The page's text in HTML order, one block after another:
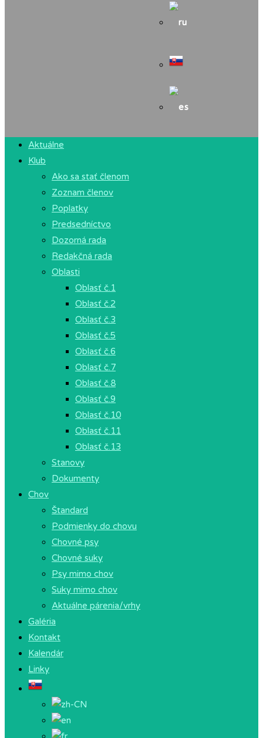
Aktuálne
Klub
Ako sa stať členom
Zoznam členov
Poplatky
Predsedníctvo
Dozorná rada
Redakčná rada
Oblasti
Oblasť č.1
Oblasť č.2
Oblasť č.3
Oblasť č.5
Oblasť č.6
Oblasť č.7
Oblasť č.8
Oblasť č.9
Oblasť č.10
Oblasť č.11
Oblasť č.13
Stanovy
Dokumenty
Chov
Štandard
Podmienky do chovu
Chovné psy
Chovné suky
Psy mimo chov
Suky mimo chov
Aktuálne párenia/vrhy
Galéria
Kontakt
Kalendár
Linky